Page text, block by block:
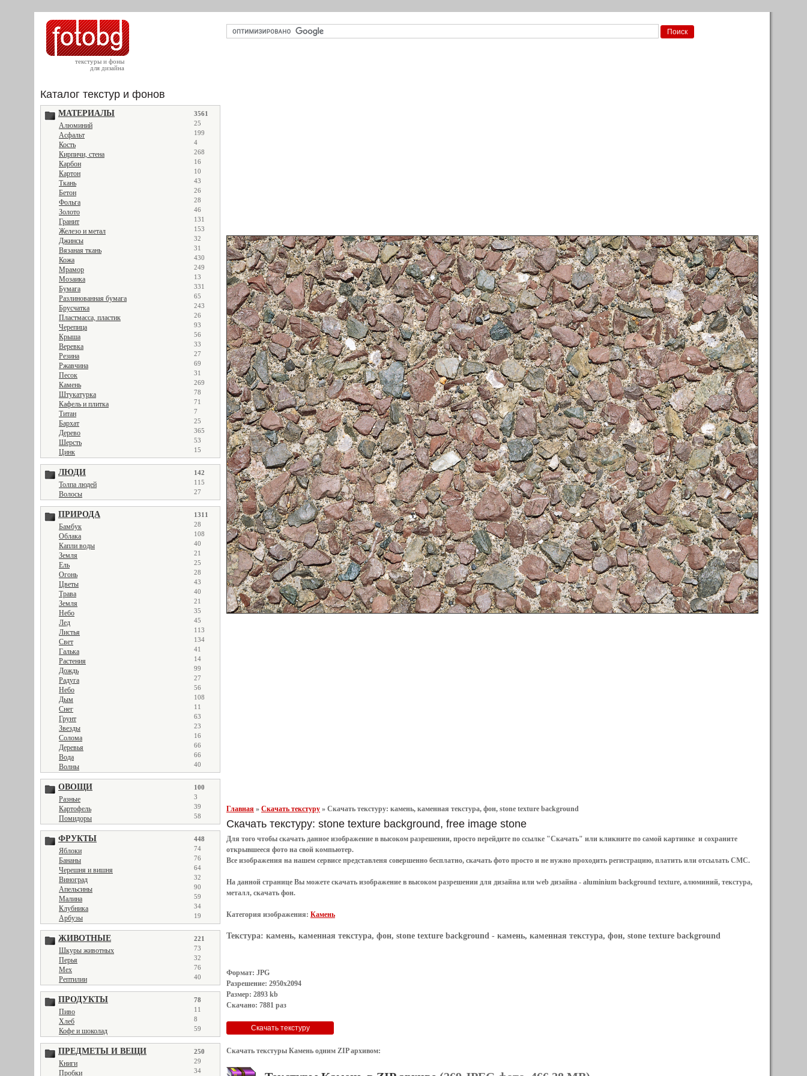
текстуры и фоны
для дизайна
Каталог текстур и фонов
МАТЕРИАЛЫ 3561
Алюминий 25
Асфальт 199
Кость 4
Кирпичи, стена 268
Карбон 16
Картон 10
Ткань 43
Бетон 26
Фольга 28
Золото 46
Гранит 131
Железо и метал 153
Джинсы 32
Вязаная ткань 31
Кожа 430
Мрамор 249
Мозаика 13
Бумага 331
Разлинованная бумага 65
Брусчатка 243
Пластмасса, пластик 26
Черепица 93
Крыша 56
Веревка 33
Резина 27
Ржавчина 69
Песок 31
Камень 269
Штукатурка 78
Кафель и плитка 71
Титан 7
Бархат 25
Дерево 365
Шерсть 53
Цинк 15
ЛЮДИ 142
Толпа людей 115
Волосы 27
ПРИРОДА 1311
Бамбук 28
Облака 108
Капли воды 40
Земля 21
Ель 25
Огонь 28
Цветы 43
Трава 40
Земля 21
Небо 35
Лед 45
Листья 113
Свет 134
Галька 41
Растения 14
Дождь 99
Радуга 27
Небо 56
Дым 108
Снег 11
Грунт 63
Звезды 23
Солома 16
Деревья 66
Вода 66
Волны 40
ОВОЩИ 100
Разные 3
Картофель 39
Помидоры 58
ФРУКТЫ 448
Яблоки 74
Бананы 76
Черешня и вишня 64
Виноград 32
Апельсины 90
Малина 59
Клубника 34
Арбузы 19
ЖИВОТНЫЕ 221
Шкуры животных 73
Перья 32
Мех 76
Рептилии 40
ПРОДУКТЫ 78
Пиво 11
Хлеб 8
Кофе и шоколад 59
ПРЕДМЕТЫ И ВЕЩИ 250
Книги 29
Пробки 34
Главная » Скачать текстуру » Скачать текстуру: камень, каменная текстура, фон, stone texture background
Скачать текстуру: stone texture background, free image stone
Для того чтобы скачать данное изображение в высоком разрешении, просто перейдите по ссылке "Скачать" или кликните по самой картинке и сохраните
открывшееся фото на свой компьютер.
Все изображения на нашем сервисе представленя совершенно бесплатно, скачать фото просто и не нужно проходить регистрацию, платить или отсылать СМС.
На данной странице Вы можете скачать изображение в высоком разрешении для дизайна или web дизайна - aluminium background texture, алюминий, текстура,
металл, скачать фон.
Категория изображения: Камень
Текстура: камень, каменная текстура, фон, stone texture background - камень, каменная текстура, фон, stone texture background
Формат: JPG
Разрешение: 2950x2094
Размер: 2893 kb
Скачано: 7881 раз
Скачать текстуры Камень одним ZIP архивом: